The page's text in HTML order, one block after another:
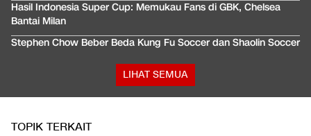
Hasil Indonesia Super Cup: Memukau Fans di GBK, Chelsea
Bantai Milan
Stephen Chow Beber Beda Kung Fu Soccer dan Shaolin Soccer
LIHAT SEMUA
TOPIK TERKAIT